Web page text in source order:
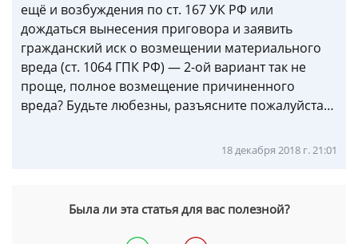
ещё и возбуждения по ст. 167 УК РФ или
дождаться вынесения приговора и заявить
гражданский иск о возмещении материального
вреда (ст. 1064 ГПК РФ) — 2-ой вариант так не
проще, полное возмещение причиненного
вреда? Будьте любезны, разъясните пожалуйста…
18 декабря 2018 г. 21:01
Была ли эта статья для вас полезной?